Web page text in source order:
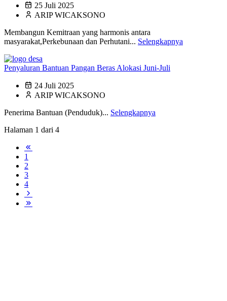
25 Juli 2025
ARIP WICAKSONO
Membangun Kemitraan yang harmonis antara
masyarakat,Perkebunaan dan Perhutani... Selengkapnya
Penyaluran Bantuan Pangan Beras Alokasi Juni-Juli
24 Juli 2025
ARIP WICAKSONO
Penerima Bantuan (Penduduk)... Selengkapnya
Halaman 1 dari 4
1
2
3
4